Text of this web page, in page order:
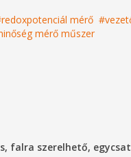
redoxpotenciál mérő
mérő műszer
falra szerelhető,